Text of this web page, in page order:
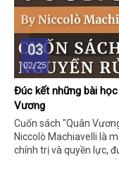
03
02/25
Đúc kết những bài
Vương
Cuốn sách "Quân
Niccolò Machiavelli là
chính trị và quyền lực,